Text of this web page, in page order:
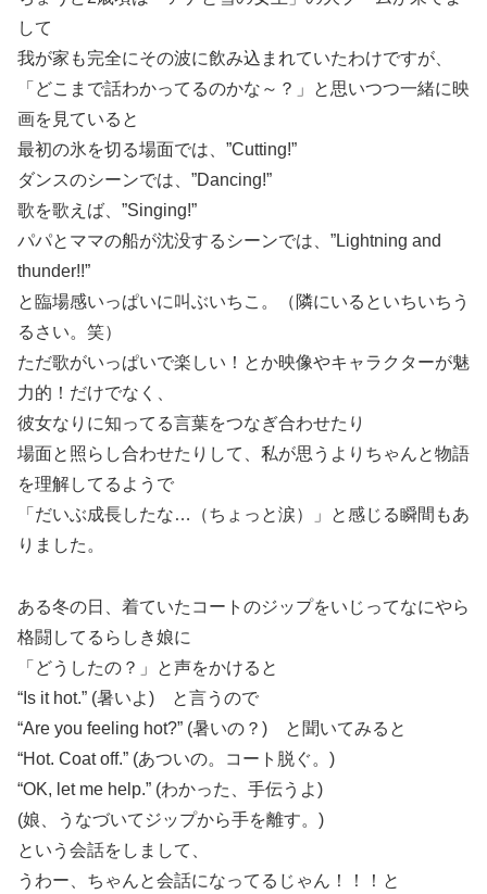
して
我が家も完全にその波に飲み込まれていたわけですが、
「どこまで話わかってるのかな～？」と思いつつ一緒に映
画を見ていると
最初の氷を切る場面では、”Cutting!”
ダンスのシーンでは、”Dancing!”
歌を歌えば、”Singing!”
パパとママの船が沈没するシーンでは、”Lightning and
thunder!!”
と臨場感いっぱいに叫ぶいちこ。（隣にいるといちいちう
るさい。笑）
ただ歌がいっぱいで楽しい！とか映像やキャラクターが魅
力的！だけでなく、
彼女なりに知ってる言葉をつなぎ合わせたり
場面と照らし合わせたりして、私が思うよりちゃんと物語
を理解してるようで
「だいぶ成長したな…（ちょっと涙）」と感じる瞬間もあ
りました。
ある冬の日、着ていたコートのジップをいじってなにやら
格闘してるらしき娘に
「どうしたの？」と声をかけると
“Is it hot.” (暑いよ) と言うので
“Are you feeling hot?” (暑いの？) と聞いてみると
“Hot. Coat off.” (あついの。コート脱ぐ。)
“OK, let me help.” (わかった、手伝うよ)
(娘、うなづいてジップから手を離す。)
という会話をしまして、
うわー、ちゃんと会話になってるじゃん！！！と